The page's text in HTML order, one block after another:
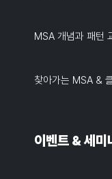
MSA 개념과 패턴
찾아가는 MSA &
이벤트 & 세미